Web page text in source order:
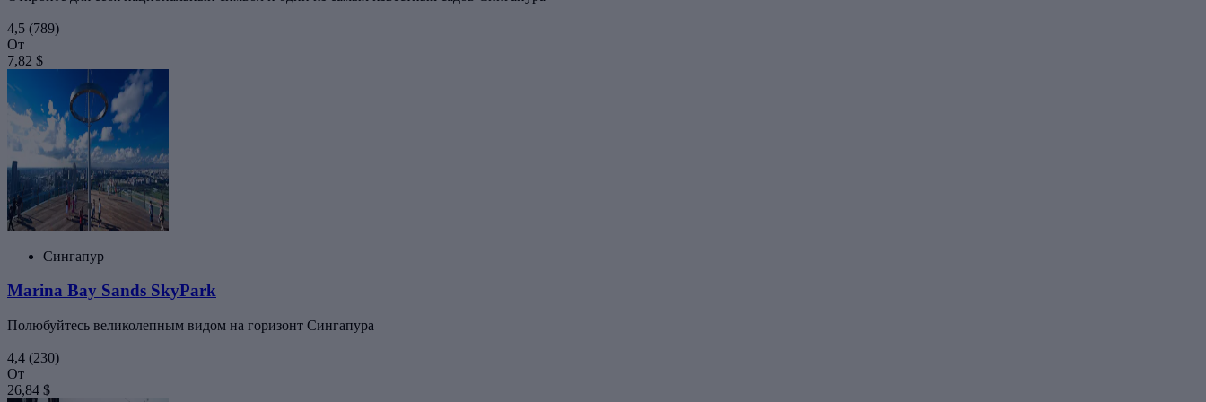
4,5 (789)
От
7,82 $
Сингапур
Marina Bay Sands SkyPark
Полюбуйтесь великолепным видом на горизонт Сингапура
4,4 (230)
От
26,84 $